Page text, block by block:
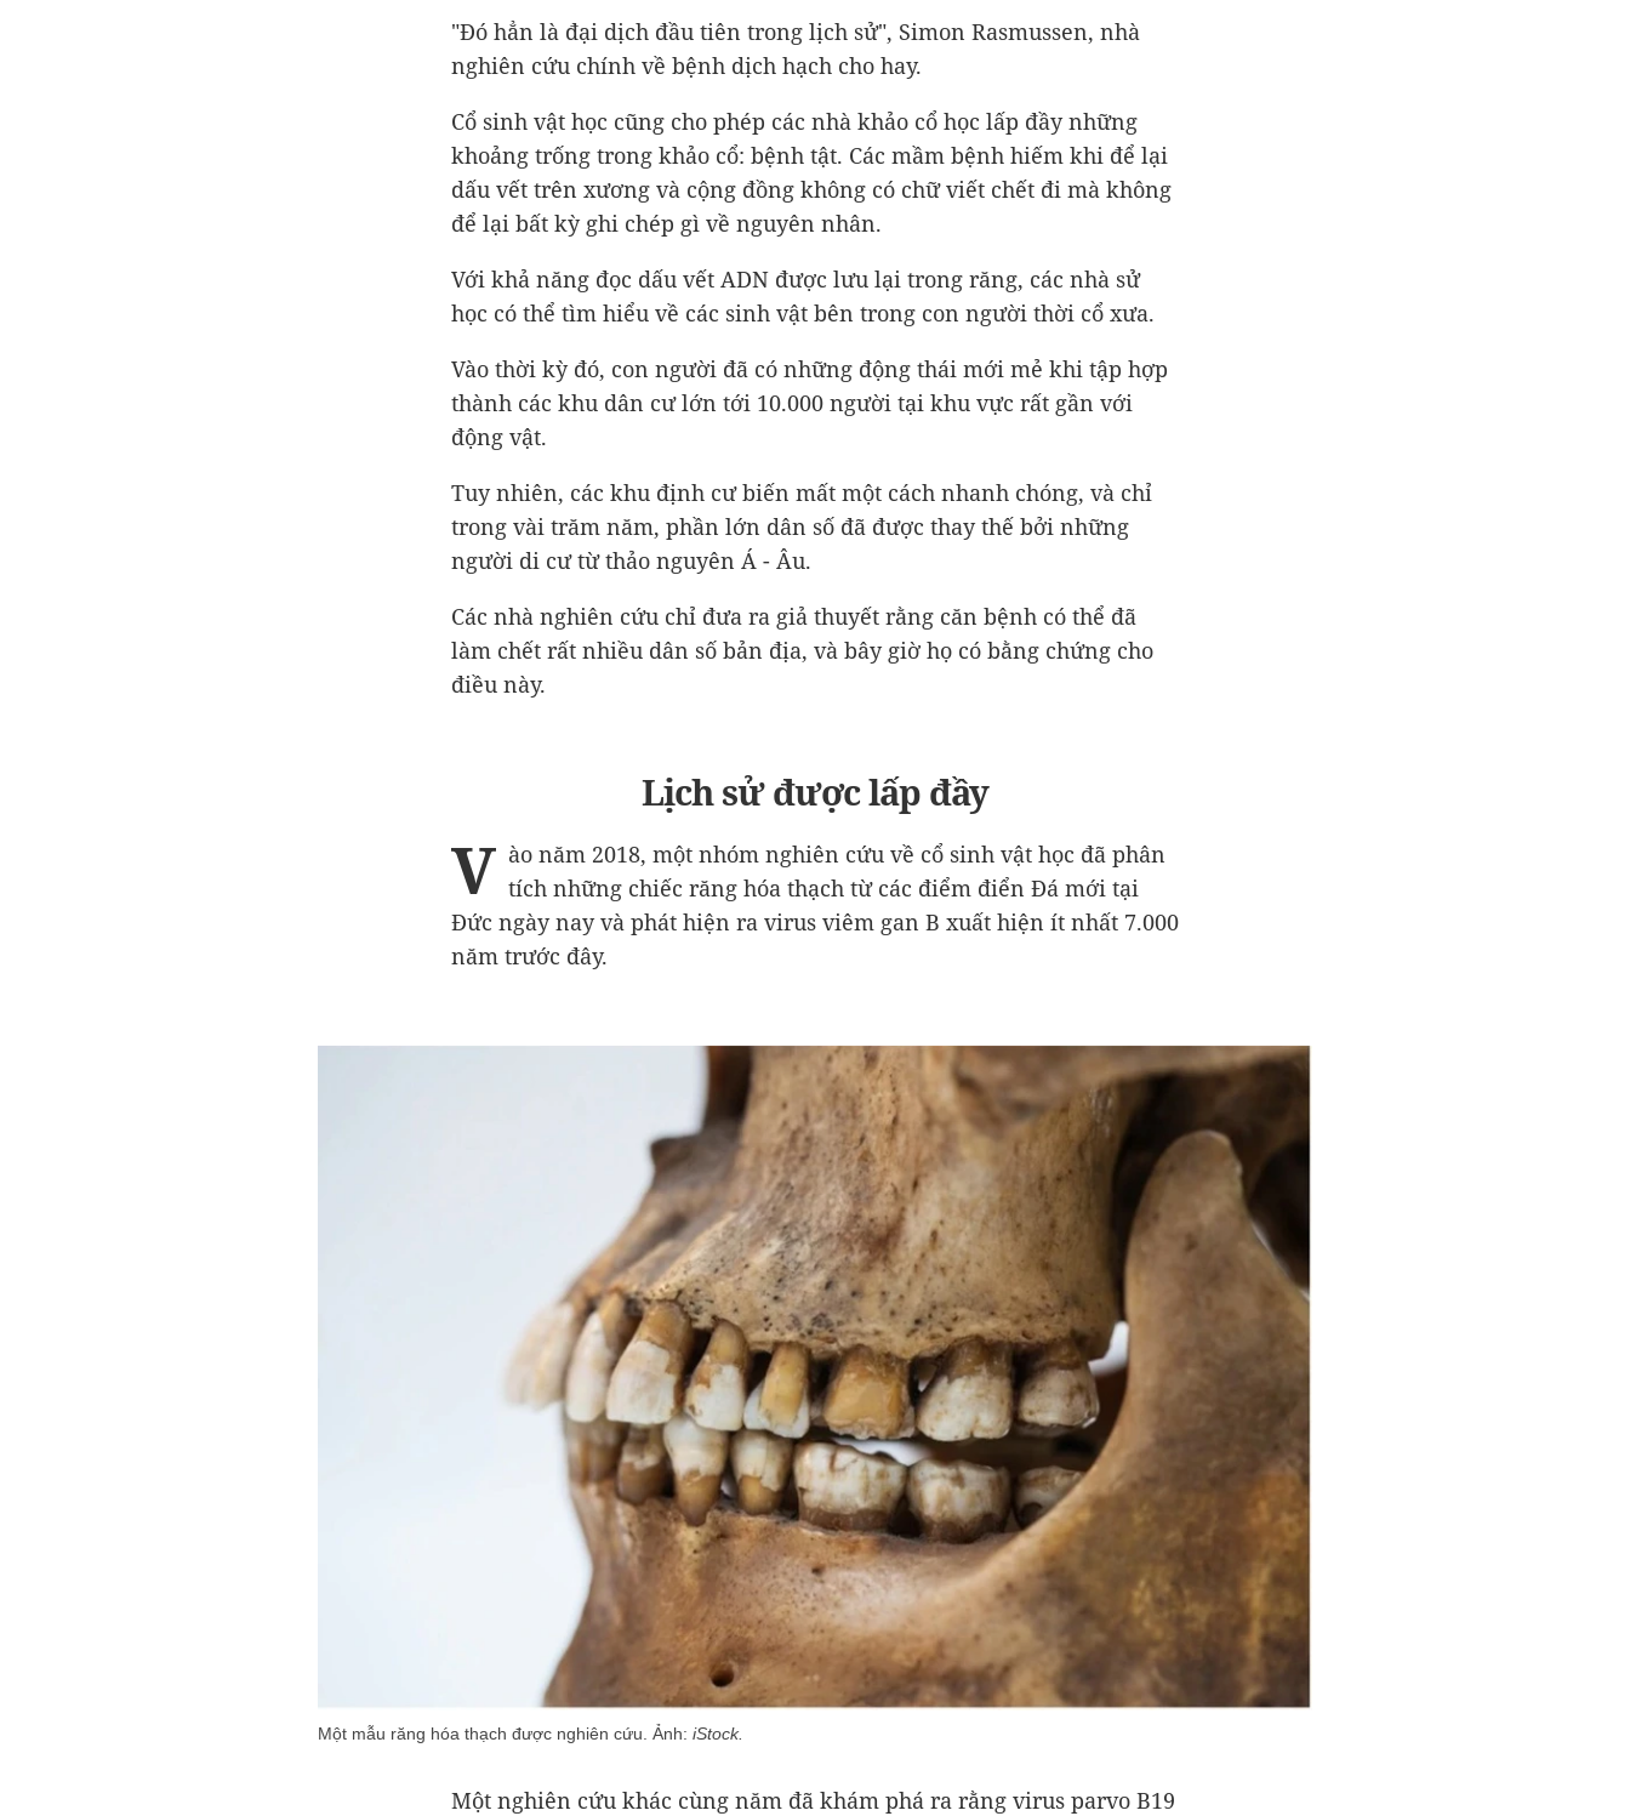
"Đó hẳn là đại dịch đầu tiên trong lịch sử", Simon Rasmussen, nhà
nghiên cứu chính về bệnh dịch hạch cho hay.
Cổ sinh vật học cũng cho phép các nhà khảo cổ học lấp đầy những
khoảng trống trong khảo cổ: bệnh tật. Các mầm bệnh hiếm khi để lại
dấu vết trên xương và cộng đồng không có chữ viết chết đi mà không
để lại bất kỳ ghi chép gì về nguyên nhân.
Với khả năng đọc dấu vết ADN được lưu lại trong răng, các nhà sử
học có thể tìm hiểu về các sinh vật bên trong con người thời cổ xưa.
Vào thời kỳ đó, con người đã có những động thái mới mẻ khi tập hợp
thành các khu dân cư lớn tới 10.000 người tại khu vực rất gần với
động vật.
Tuy nhiên, các khu định cư biến mất một cách nhanh chóng, và chỉ
trong vài trăm năm, phần lớn dân số đã được thay thế bởi những
người di cư từ thảo nguyên Á - Âu.
Các nhà nghiên cứu chỉ đưa ra giả thuyết rằng căn bệnh có thể đã
làm chết rất nhiều dân số bản địa, và bây giờ họ có bằng chứng cho
điều này.
Lịch sử được lấp đầy
V ào năm 2018, một nhóm nghiên cứu về cổ sinh vật học đã phân
tích những chiếc răng hóa thạch từ các điểm điển Đá mới tại
Đức ngày nay và phát hiện ra virus viêm gan B xuất hiện ít nhất 7.000
năm trước đây.
Một mẫu răng hóa thạch được nghiên cứu. Ảnh: iStock.
Một nghiên cứu khác cùng năm đã khám phá ra rằng virus parvo B19